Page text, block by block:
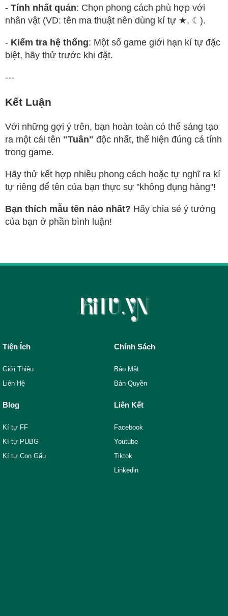
- Tính nhất quán: Chọn phong cách phù hợp với
nhân vật (VD: tên ma thuật nên dùng kí tự ★, ☾).
- Kiểm tra hệ thống: Một số game giới hạn kí tự đặc
biệt, hãy thử trước khi đặt.
---
Kết Luận
Với những gợi ý trên, bạn hoàn toàn có thể sáng tạo
ra một cái tên "Tuân" độc nhất, thể hiện đúng cá tính
trong game.
Hãy thử kết hợp nhiều phong cách hoặc tự nghĩ ra kí
tự riêng để tên của bạn thực sự "không đụng hàng"!
Bạn thích mẫu tên nào nhất? Hãy chia sẻ ý tưởng
của bạn ở phần bình luận!
Tiện Ích
Giới Thiệu
Liên Hệ
Chính Sách
Bảo Mật
Bản Quyền
Blog
Kí tự FF
Kí tự PUBG
Kí tự Con Gấu
Liên Kết
Facebook
Youtube
Tiktok
Linkedin